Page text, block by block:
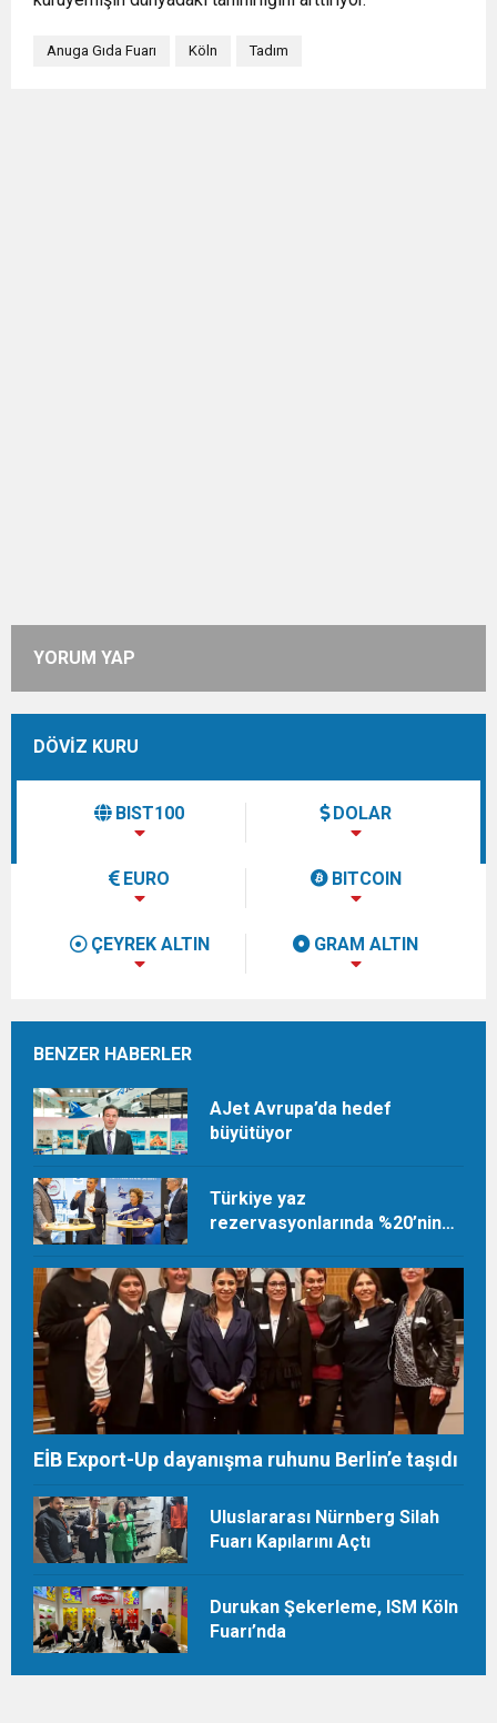
Anuga Gıda Fuarı Köln Tadım
YORUM YAP
DÖVİZ KURU
BIST100 DOLAR
EURO BITCOIN
ÇEYREK ALTIN GRAM ALTIN
BENZER HABERLER
AJet Avrupa’da hedef
büyütüyor
Türkiye yaz
rezervasyonlarında %20’nin
EİB Export-Up dayanışma ruhunu Berlin’e taşıdı
Uluslararası Nürnberg Silah
Fuarı Kapılarını Açtı
Durukan Şekerleme, ISM Köln
Fuarı’nda